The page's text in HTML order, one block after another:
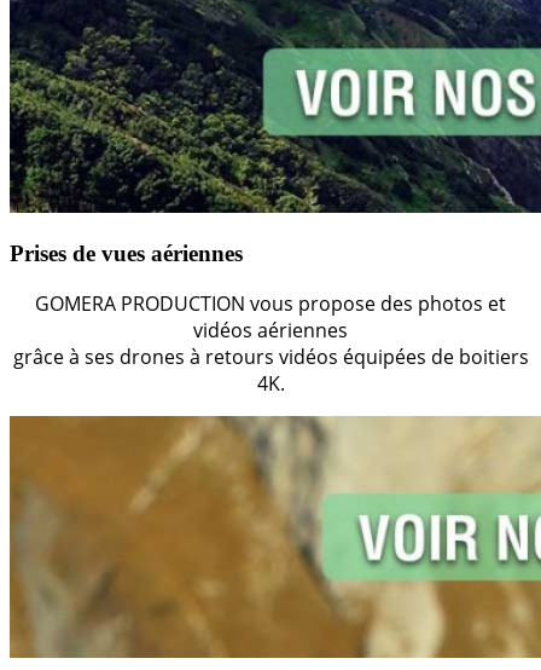
Prises de vues aériennes
GOMERA PRODUCTION vous propose des photos et
vidéos aériennes
grâce à ses drones à retours vidéos équipées de boitiers
4K.